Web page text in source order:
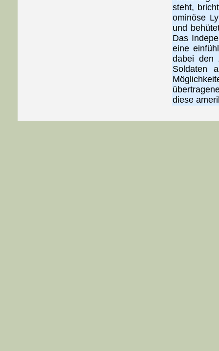
steht,
ominöse
und
Das
eine
dabei den
Soldaten
diese